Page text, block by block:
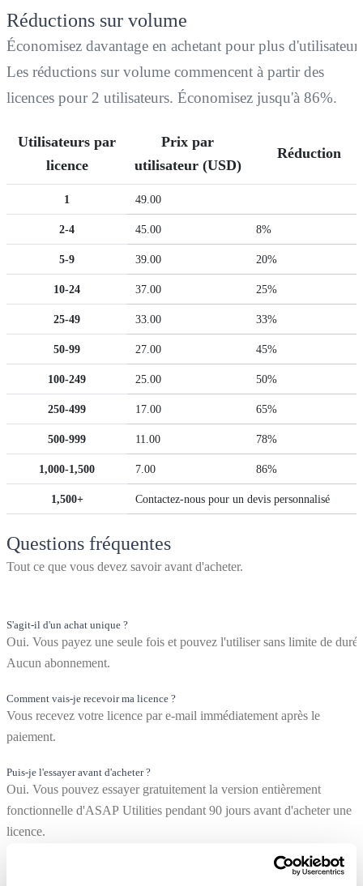
Réductions sur volume
Économisez davantage en achetant pour plus
Les réductions sur volume commencent à partir des
licences pour 2 utilisateurs. Économisez jusqu'à 86%.
Utilisateurs par
licence
Prix par
utilisateur (USD)
Réduction
1 49.00
2-4 45.00 8%
5-9 39.00 20%
10-24 37.00 25%
25-49 33.00 33%
50-99 27.00 45%
100-249 25.00 50%
250-499 17.00 65%
500-999 11.00 78%
1,000-1,500 7.00 86%
1,500+ Contactez-nous pour un devis personnalisé
Questions fréquentes
Tout ce que vous devez savoir avant d'acheter.
S'agit-il d'un achat unique ?
Oui. Vous payez une seule fois et pouvez l'utiliser sans limite de
Aucun abonnement.
Comment vais-je recevoir ma licence ?
Vous recevez votre licence par e-mail immédiatement après le
paiement.
Puis-je l'essayer avant d'acheter ?
Oui. Vous pouvez essayer gratuitement la version entièrement
fonctionnelle d'ASAP Utilities pendant 90 jours avant d'acheter une
licence.